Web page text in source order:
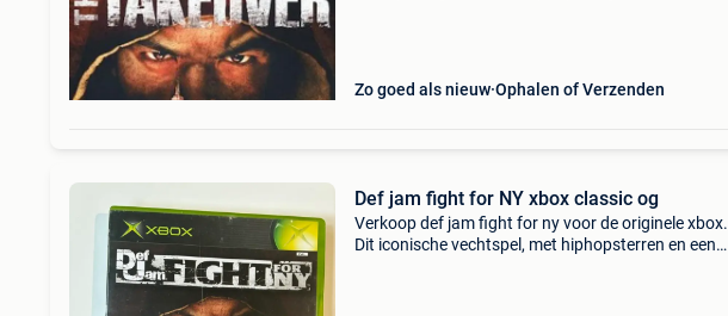
Zo goed als nieuw Ophalen of Verzenden
Def jam fight for NY xbox classic og
Verkoop def jam fight for ny voor de originele xbox.
Dit iconische vechtspel, met hiphopsterren en een